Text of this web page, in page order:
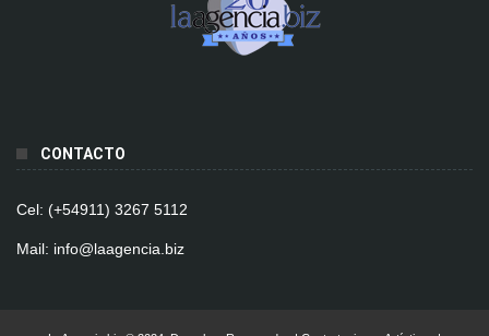
CONTACTO
Cel: (+54911) 3267 5112
Mail: info@laagencia.biz